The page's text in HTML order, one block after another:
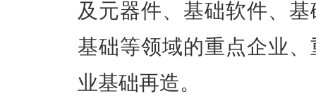
及元器件、基础软件、
基础等领域的重点企业
业基础再造。